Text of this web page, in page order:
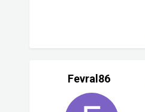
Fevral86